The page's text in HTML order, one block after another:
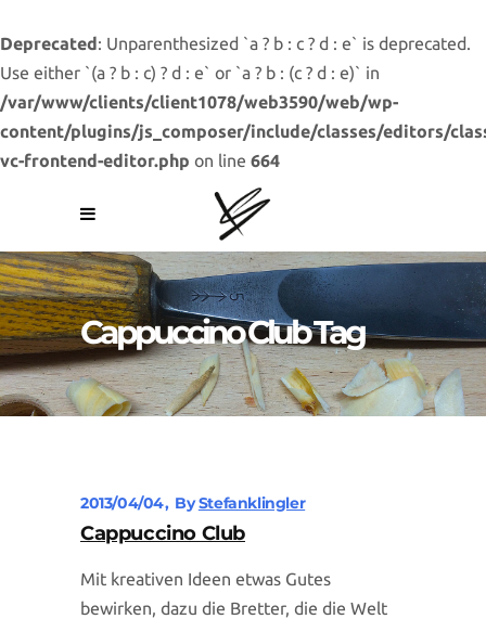
Deprecated: Unparenthesized `a ? b : c ? d : e` is deprecated.
Use either `(a ? b : c) ? d : e` or `a ? b : (c ? d : e)` in
/var/www/clients/client1078/web3590/web/wp-
content/plugins/js_composer/include/classes/editors/
vc-frontend-editor.php on line 664
Cappuccino Club Tag
2013/04/04 ByStefanklingler
Cappuccino Club
Mit kreativen Ideen etwas Gutes
bewirken, dazu die Bretter, die die Welt